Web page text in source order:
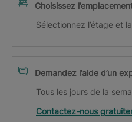
Choisissez
Sélectionnez l’étage et
Demandez l’aide d’un
Tous les jours de la
Contactez-nous